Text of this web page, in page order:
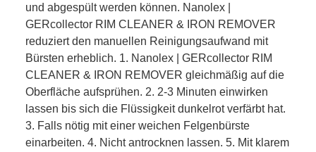
und abgespült werden können. Nanolex |
GERcollector RIM CLEANER & IRON REMOVER
reduziert den manuellen Reinigungsaufwand mit
Bürsten erheblich. 1. Nanolex | GERcollector RIM
CLEANER & IRON REMOVER gleichmäßig auf die
Oberfläche aufsprühen. 2. 2-3 Minuten einwirken
lassen bis sich die Flüssigkeit dunkelrot verfärbt hat.
3. Falls nötig mit einer weichen Felgenbürste
einarbeiten. 4. Nicht antrocknen lassen. 5. Mit klarem